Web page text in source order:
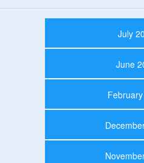
July
June